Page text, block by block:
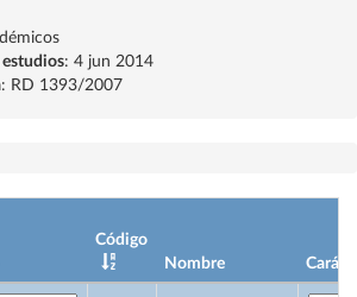
estudios: 4 jun 2014
: RD 1393/2007
Código
Nombre